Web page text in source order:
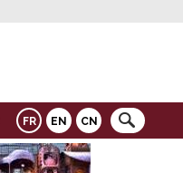
FR EN CN